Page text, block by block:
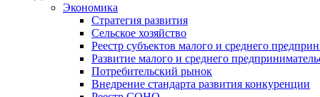
Экономика
Стратегия развития
Сельское хозяйство
Реестр субъектов малого и среднего
Развитие малого и среднего
Потребительский рынок
Внедрение стандарта развития конкуренции